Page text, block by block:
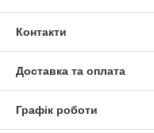
Контакти
Доставка та оплата
Графік роботи